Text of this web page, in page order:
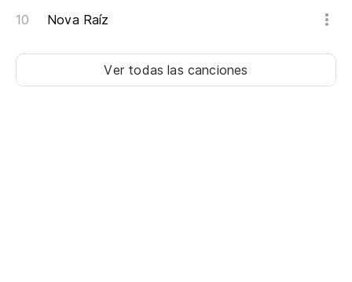
Nova Raíz
Ver todas las canciones